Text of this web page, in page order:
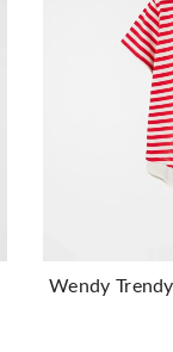
Wendy